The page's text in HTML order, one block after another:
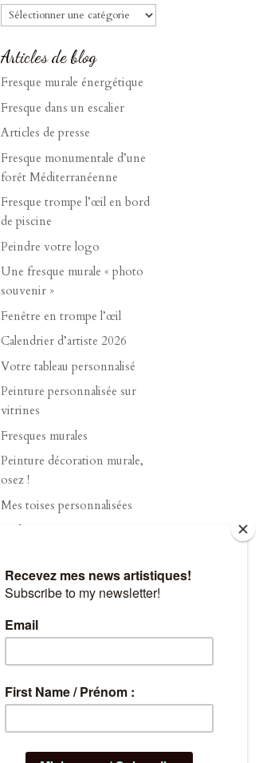
Blog
Articles de blog
Fresque murale énergétique
Fresque dans un escalier
Articles de presse
Fresque monumentale d’une
forêt Méditerranéenne
Fresque trompe l’œil en bord
de piscine
Peindre votre logo
Une fresque murale « photo
souvenir »
Fenêtre en trompe l’œil
Calendrier d’artiste 2026
Votre tableau personnalisé
Peinture personnalisée sur
vitrines
Fresques murales
Peinture décoration murale,
osez !
Mes toises personnalisées
Tuile peinte